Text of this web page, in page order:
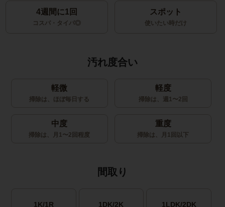
4週間に1回
コスパ・タイパ◎
スポット
使いたい時だけ
汚れ度合い
軽微
掃除は、ほぼ毎日する
軽度
掃除は、週1〜2回
中度
掃除は、月1〜2回程度
重度
掃除は、月1回以下
間取り
1K/1R 1DK/2K 1LDK/2DK